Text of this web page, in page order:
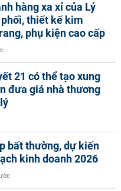
hàng xa xỉ của Lý
phối, thiết kế kim
phụ kiện cao cấp
21 có thể tạo xung
đưa giá nhà thương
bất thường, dự kiến
kinh doanh 2026